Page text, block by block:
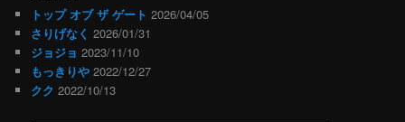
トップ オブ ザ ゲート 2026/04/05
さりげなく 2026/01/31
ジョジョ 2023/11/10
もっきりや 2022/12/27
クク 2022/10/13